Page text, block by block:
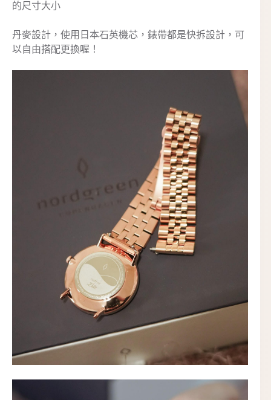
的尺寸大小
丹麥設計，使用日本石英機芯，錶帶都是快拆設計，可
以自由搭配更換喔！